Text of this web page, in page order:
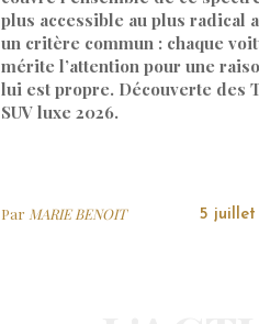
plus accessible au plus radical
un critère commun : chaque
mérite l’attention pour une
lui est propre. Découverte des
SUV luxe 2026.
Par MARIE BENOIT 5